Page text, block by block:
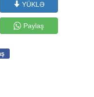
YÜKLƏ
Paylaş